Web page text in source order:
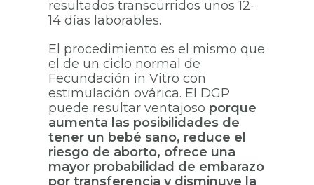
resultados transcurridos unos 12-
14 días laborables.
El procedimiento es el mismo que
el de un ciclo normal de
Fecundación in Vitro con
estimulación ovárica. El DGP
puede resultar ventajoso porque
aumenta las posibilidades de
tener un bebé sano, reduce el
riesgo de aborto, ofrece una
mayor probabilidad de embarazo
por transferencia y disminuye la